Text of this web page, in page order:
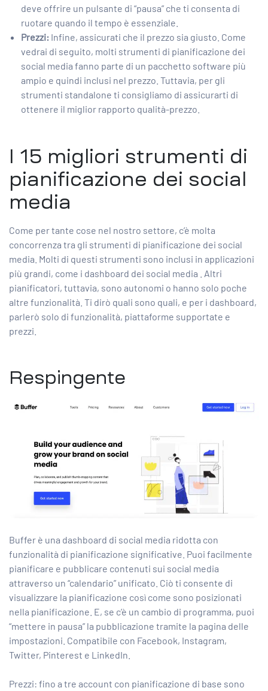
deve offrire un pulsante di “pausa” che ti consenta di
ruotare quando il tempo è essenziale.
Prezzi: Infine, assicurati che il prezzo sia giusto. Come
vedrai di seguito, molti strumenti di pianificazione dei
social media fanno parte di un pacchetto software più
ampio e quindi inclusi nel prezzo. Tuttavia, per gli
strumenti standalone ti consigliamo di assicurarti di
ottenere il miglior rapporto qualità-prezzo.
I 15 migliori strumenti di
pianificazione dei social
media
Come per tante cose nel nostro settore, c’è molta
concorrenza tra gli strumenti di pianificazione dei social
media. Molti di questi strumenti sono inclusi in applicazioni
più grandi, come i dashboard dei social media . Altri
pianificatori, tuttavia, sono autonomi o hanno solo poche
altre funzionalità. Ti dirò quali sono quali, e per i dashboard,
parlerò solo di funzionalità, piattaforme supportate e
prezzi.
Respingente
Buffer è una dashboard di social media ridotta con
funzionalità di pianificazione significative. Puoi facilmente
pianificare e pubblicare contenuti sui social media
attraverso un “calendario” unificato. Ciò ti consente di
visualizzare la pianificazione così come sono posizionati
nella pianificazione. E, se c’è un cambio di programma, puoi
“mettere in pausa” la pubblicazione tramite la pagina delle
impostazioni. Compatibile con Facebook, Instagram,
Twitter, Pinterest e LinkedIn.
Prezzi: fino a tre account con pianificazione di base sono